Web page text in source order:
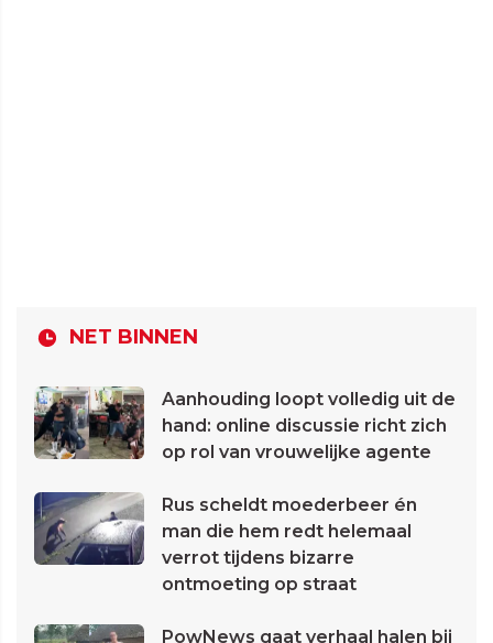
NET BINNEN
Aanhouding loopt volledig uit de
hand: online discussie richt zich
op rol van vrouwelijke agente
Rus scheldt moederbeer én
man die hem redt helemaal
verrot tijdens bizarre
ontmoeting op straat
PowNews gaat verhaal halen bij